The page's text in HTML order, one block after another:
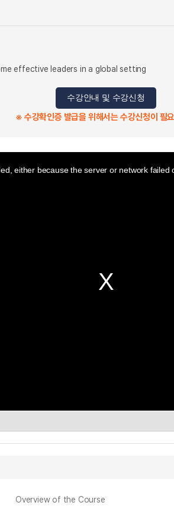
effective leaders in a global setting
수강안내 및 수강신청
※ 수강확인증 발급을 위해서는 수강신청이 필
either because the server or network failed
Overview of the Course